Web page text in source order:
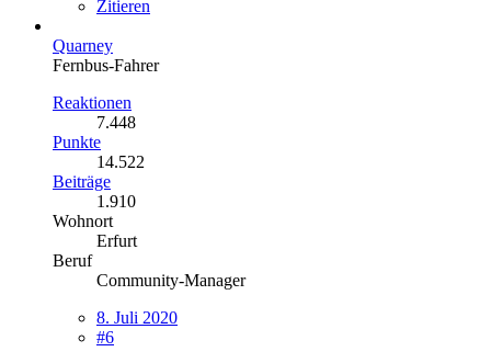
Zitieren
Quarney
Fernbus-Fahrer
Reaktionen
7.448
Punkte
14.522
Beiträge
1.910
Wohnort
Erfurt
Beruf
Community-Manager
8. Juli 2020
#6